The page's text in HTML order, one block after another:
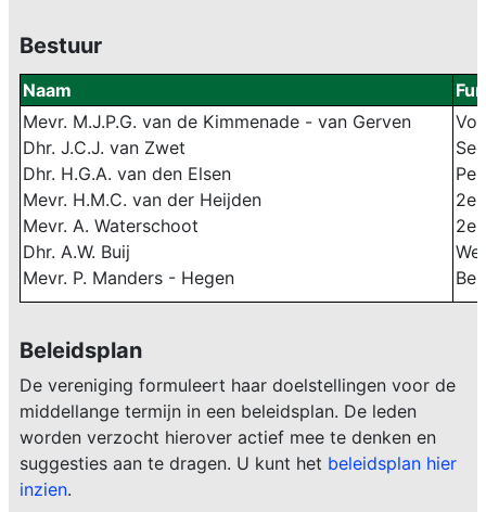
Bestuur
Naam
Mevr. M.J.P.G. van de Kimmenade - van Gerven
Dhr. J.C.J. van Zwet
Dhr. H.G.A. van den Elsen
Mevr. H.M.C. van der Heijden
Mevr. A. Waterschoot
Dhr. A.W. Buij
Mevr. P. Manders - Hegen
2e
2e
Beleidsplan
De vereniging formuleert haar doelstellingen voor de
middellange termijn in een beleidsplan. De leden
worden verzocht hierover actief mee te denken en
suggesties aan te dragen. U kunt het beleidsplan hier
inzien.